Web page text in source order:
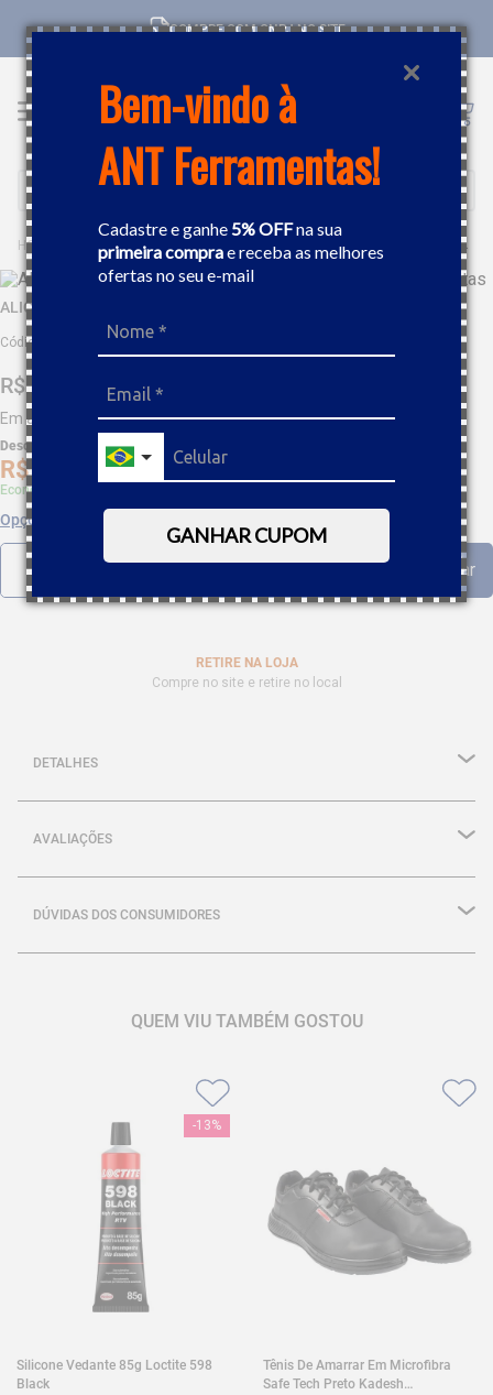
Bem-vindo à
ANT Ferramentas!
Cadastre e ganhe5% OFFna sua
primeira comprae receba as melhores
ofertas no seu e-mail
GANHAR CUPOM
COMPRE COM CNPJ NO SITE
Buscar
FERRAMENTAS MANUAIS ALICATE ALICATE PEGADOR TENAZ 500MM GEDORE 050983
ALICATE PEGADOR TENAZ 500MM GEDORE 050983
Código
R$ 648
Em até 72,05sem juros
Desc. de 42
R$ 07
Economize 5% à vista com Boleto, PIX
Opções de parcelamento
RETIRE NA LOJA
Compre no site e retire no local
DETALHES
AVALIAÇÕES
DÚVIDAS DOS CONSUMIDORES
QUEM VIU TAMBÉM GOSTOU
-13%
Silicone Vedante 85g Loctite 598
Black
Tênis De Amarrar Em Microfibra
Safe Tech Preto Kadesh